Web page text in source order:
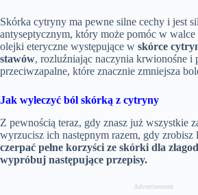
Skórka cytryny ma pewne silne cechy i jest
antyseptycznym, który może pomóc w walce
olejki eteryczne występujące w skórce
stawów, rozluźniając naczynia krwionośne i
przeciwzapalne, które znacznie zmniejsza
Jak wyleczyć ból skórką z cytryny
Z pewnością teraz, gdy znasz już wszystkie
wyrzucisz ich następnym razem, gdy zrobisz
czerpać pełne korzyści ze skórki dla
wypróbuj następujące przepisy.
Advertisement